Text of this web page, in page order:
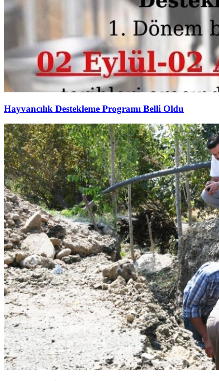
Hayvancılık Destekleme Programı Belli Oldu